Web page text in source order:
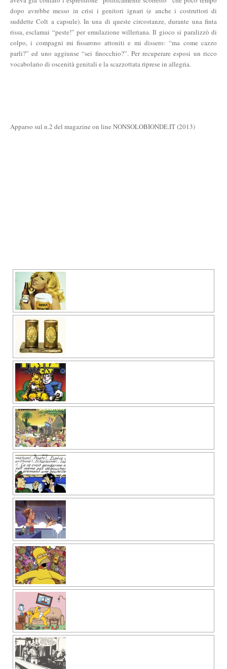
dopo avrebbe messo in crisi i genitori ignari (e anche i costruttori di
suddette Colt a capsule). In una di queste circostanze, durante una finta
rissa, esclamai “peste!” per emulazione willeriana. Il gioco si paralizzò di
colpo, i compagni mi fissarono attoniti e mi dissero: “ma come cazzo
parli?” ed uno aggiunse “sei finocchio?”. Per recuperare esposi un ricco
vocabolario di oscenità genitali e la scazzottata riprese in allegria.
Apparso sul n.2 del magazine on line NONSOLOBIONDE.IT (2013)